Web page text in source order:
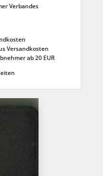
Verbandes
Versandkosten
ab 20 EUR